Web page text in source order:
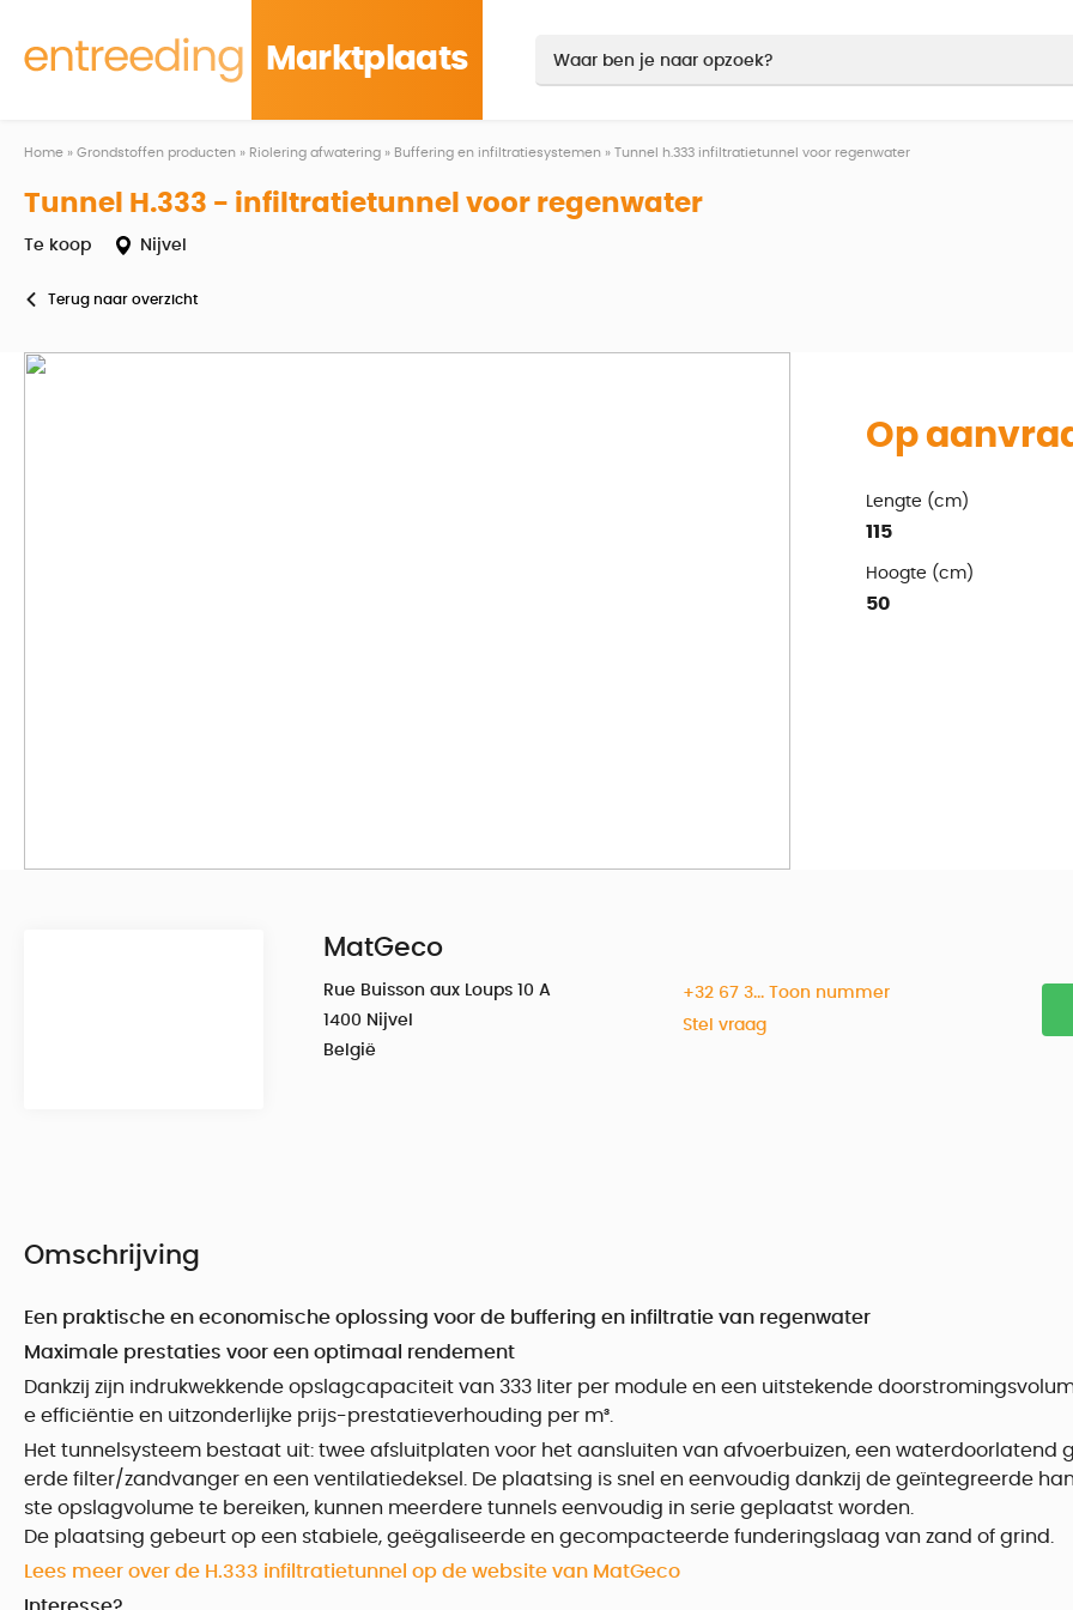
Marktplaats
Home » Grondstoffen producten » Riolering afwatering » Buffering en infiltratiesystemen » Tunnel h.333 infiltratietunnel voor regenwater
Tunnel H.333 - infiltratietunnel voor regenwater
Te koop Nijvel
Terug naar overzicht
Op
Lengte (cm)
115
Hoogte (cm)
50
MatGeco
Rue Buisson aux Loups 10 A
1400 Nijvel
België
+32 67 3... Toon nummer
Stel vraag
Omschrijving
Een praktische en economische oplossing voor de buffering en infiltratie van regenwater
Maximale prestaties voor een optimaal rendement
Dankzij zijn indrukwekkende opslagcapaciteit van 333 liter per module en een uitstekende
e efficiëntie en uitzonderlijke prijs-prestatieverhouding per m³.
Het tunnelsysteem bestaat uit: twee afsluitplaten voor het aansluiten van afvoerbuizen, een
erde filter/zandvanger en een ventilatiedeksel. De plaatsing is snel en eenvoudig dankzij de geïntegreerde
ste opslagvolume te bereiken, kunnen meerdere tunnels eenvoudig in serie geplaatst worden.
De plaatsing gebeurt op een stabiele, geëgaliseerde en gecompacteerde funderingslaag van zand of grind.
Lees meer over de H.333 infiltratietunnel op de website van MatGeco